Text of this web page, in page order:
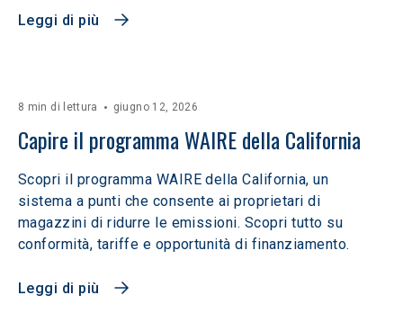
Leggi di più
8 min di lettura giugno 12, 2026
Capire il programma WAIRE della California
Scopri il programma WAIRE della California, un
sistema a punti che consente ai proprietari di
magazzini di ridurre le emissioni. Scopri tutto su
conformità, tariffe e opportunità di finanziamento.
Leggi di più